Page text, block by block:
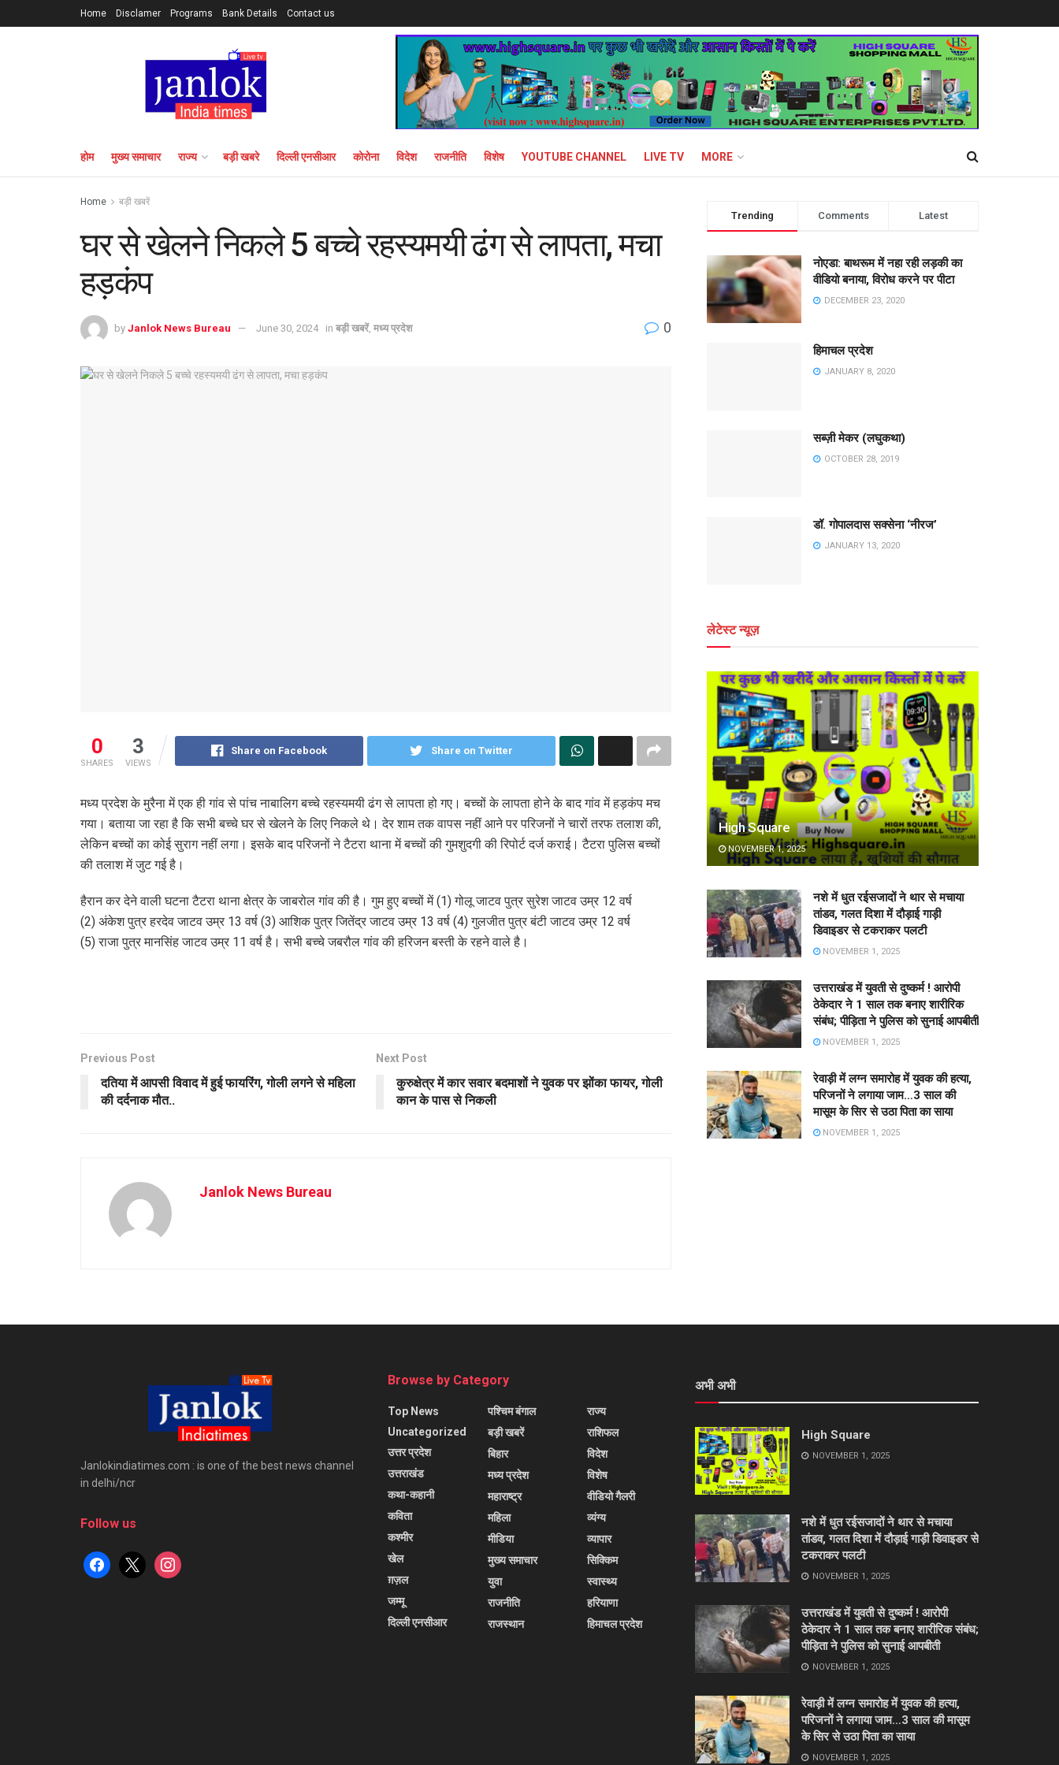
Home Disclamer Programs Bank Details Contact us
होम मुख्य समाचार राज्य बड़ी खबरे दिल्ली एनसीआर कोरोना विदेश राजनीति विशेष YOUTUBE CHANNEL LIVE TV MORE
Home बड़ी खबरें
घर से खेलने निकले 5 बच्चे रहस्यमयी ढंग से लापता, मचा
हड़कंप
by Janlok News Bureau June 30, 2024 in बड़ी खबरें, मध्य प्रदेश 0
0
SHARES
3
VIEWS
Share on Facebook Share on Twitter
मध्य प्रदेश के मुरैना में एक ही गांव से पांच नाबालिग बच्चे रहस्यमयी ढंग से लापता हो गए। बच्चों के लापता होने के बाद गांव में हड़कंप मच
गया। बताया जा रहा है कि सभी बच्चे घर से खेलने के लिए निकले थे। देर शाम तक वापस नहीं आने पर परिजनों ने चारों तरफ तलाश की,
लेकिन बच्चों का कोई सुराग नहीं लगा। इसके बाद परिजनों ने टैटरा थाना में बच्चों की गुमशुदगी की रिपोर्ट दर्ज कराई। टैटरा पुलिस बच्चों
की तलाश में जुट गई है।
हैरान कर देने वाली घटना टैटरा थाना क्षेत्र के जाबरोल गांव की है। गुम हुए बच्चों में (1) गोलू जाटव पुत्र सुरेश जाटव उम्र 12 वर्ष
(2) अंकेश पुत्र हरदेव जाटव उम्र 13 वर्ष (3) आशिक पुत्र जितेंद्र जाटव उम्र 13 वर्ष (4) गुलजीत पुत्र बंटी जाटव उम्र 12 वर्ष
(5) राजा पुत्र मानसिंह जाटव उम्र 11 वर्ष है। सभी बच्चे जबरौल गांव की हरिजन बस्ती के रहने वाले है।
Previous Post
दतिया में आपसी विवाद में हुई फायरिंग, गोली लगने से महिला
की दर्दनाक मौत..
Next Post
कुरुक्षेत्र में कार सवार बदमाशों ने युवक पर झोंका फायर, गोली
कान के पास से निकली
Janlok News Bureau
Trending Comments Latest
नोएडा: बाथरूम में नहा रही लड़की का
वीडियो बनाया, विरोध करने पर पीटा
DECEMBER 23, 2020
हिमाचल प्रदेश
JANUARY 8, 2020
सब्ज़ी मेकर (लघुकथा)
OCTOBER 28, 2019
डॉ. गोपालदास सक्सेना ‘नीरज’
JANUARY 13, 2020
लेटेस्ट न्यूज़
High Square
NOVEMBER 1, 2025
नशे में धुत रईसजादों ने थार से मचाया
तांडव, गलत दिशा में दौड़ाई गाड़ी
डिवाइडर से टकराकर पलटी
NOVEMBER 1, 2025
उत्तराखंड में युवती से दुष्कर्म ! आरोपी
ठेकेदार ने 1 साल तक बनाए शारीरिक
संबंध; पीड़िता ने पुलिस को सुनाई आपबीती
NOVEMBER 1, 2025
रेवाड़ी में लग्न समारोह में युवक की हत्या,
परिजनों ने लगाया जाम…3 साल की
मासूम के सिर से उठा पिता का साया
NOVEMBER 1, 2025
Janlokindiatimes.com : is one of the best news channel
in delhi/ncr
Follow us
facebook
x instagram
Browse by Category
Top News
Uncategorized
उत्तर प्रदेश
उत्तराखंड
कथा-कहानी
कविता
कश्मीर
खेल
ग़ज़ल
जम्मू
दिल्ली एनसीआर
पश्चिम बंगाल
बड़ी खबरें
बिहार
मध्य प्रदेश
महाराष्ट्र
महिला
मीडिया
मुख्य समाचार
युवा
राजनीति
राजस्थान
राज्य
राशिफल
विदेश
विशेष
वीडियो गैलरी
व्यंग्य
व्यापार
सिक्किम
स्वास्थ्य
हरियाणा
हिमाचल प्रदेश
अभी अभी
High Square
NOVEMBER 1, 2025
नशे में धुत रईसजादों ने थार से मचाया
तांडव, गलत दिशा में दौड़ाई गाड़ी डिवाइडर से
टकराकर पलटी
NOVEMBER 1, 2025
उत्तराखंड में युवती से दुष्कर्म ! आरोपी
ठेकेदार ने 1 साल तक बनाए शारीरिक संबंध;
पीड़िता ने पुलिस को सुनाई आपबीती
NOVEMBER 1, 2025
रेवाड़ी में लग्न समारोह में युवक की हत्या,
परिजनों ने लगाया जाम…3 साल की मासूम
के सिर से उठा पिता का साया
NOVEMBER 1, 2025